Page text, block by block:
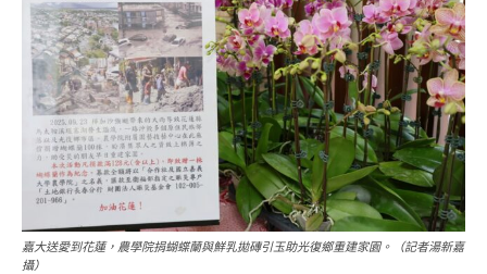
嘉大送愛到花蓮，農學院捐蝴蝶蘭與鮮乳拋磚引玉助光復鄉重建家園。（記者湯新嘉
攝）